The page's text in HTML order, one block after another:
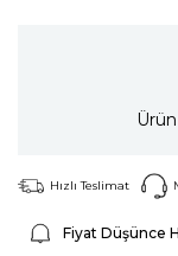
Hızlı Teslimat
Fiyat Düşünce